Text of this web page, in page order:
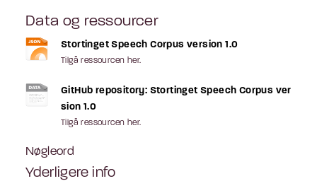
Data og ressourcer
Stortinget Speech Corpus version 1.0
Tilgå ressourcen her.
GitHub repository: Stortinget Speech Corpus ver
sion 1.0
Tilgå ressourcen her.
Nøgleord
Yderligere info